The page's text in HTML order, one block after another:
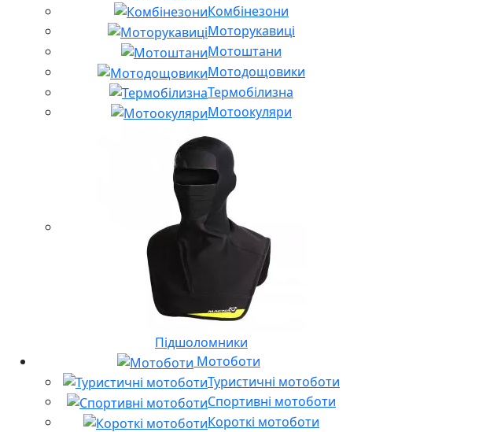
Комбінезони
Моторукавиці
Мотоштани
Мотодощовики
Термобілизна
Мотоокуляри
Підшоломники
Мотоботи
Туристичні мотоботи
Спортивні мотоботи
Короткі мотоботи